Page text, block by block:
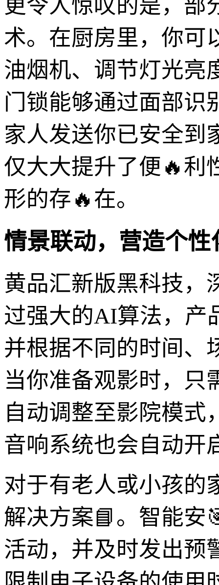
更令人惊叹的是，部
术。在厨房里，你可
油烟机、调节灯光亮
门锁能够通过面部识
家人发送你已安全到
仅大大提升了便🔥利
形的存🔥在。
情景联动，营造个性
黄品汇新版黑科技，
过强大的AI算法，产
并根据不同的时间、
当你准备观影时，只
自动调整至影院模式
音响系统也会自动开
对于有老人或小孩的
解决方案📘。智能安
活动，并及时发出预